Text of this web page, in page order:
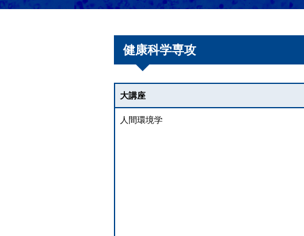
健康科学専攻
大講座
人間環境学